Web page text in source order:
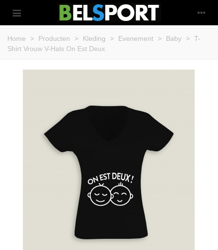
Home > Producten > Kleding > Evenement > Baby > T-
Shirt Vrouw V-Hals On Est Deux